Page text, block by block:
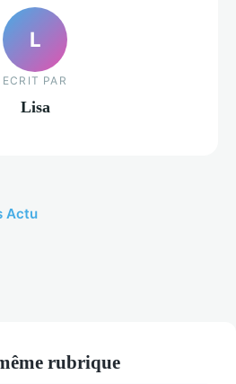
L
ECRIT PAR
Lisa
Actu
rubrique